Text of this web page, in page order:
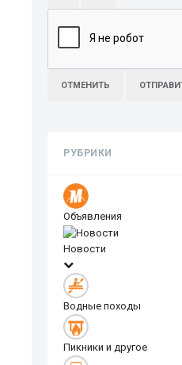
ОТМЕНИТЬ
РУБРИКИ
Объявления
Новости
Водные походы
Пикники и другое